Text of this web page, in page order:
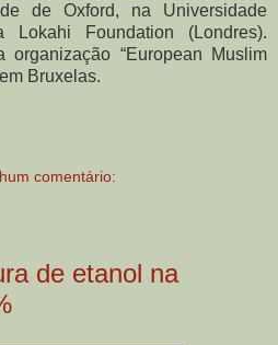
de Oxford, na Universidade
Foundation (Londres).
organização “European Muslim
Bruxelas.
comentário:
de etanol na